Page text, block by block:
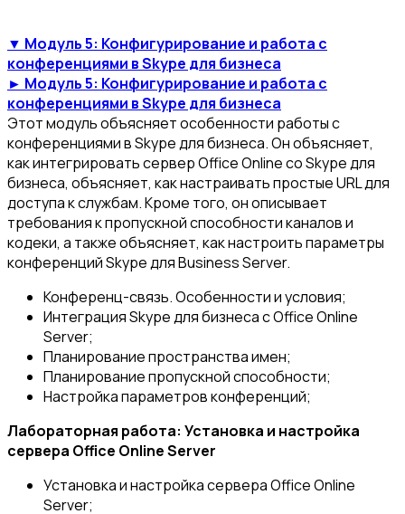
▼ Модуль 5: Конфигурирование и работа с
конференциями в Skype для бизнеса
► Модуль 5: Конфигурирование и работа с
конференциями в Skype для бизнеса
Этот модуль объясняет особенности работы с
конференциями в Skype для бизнеса. Он объясняет,
как интегрировать сервер Office Online со Skype для
бизнеса, объясняет, как настраивать простые URL для
доступа к службам. Кроме того, он описывает
требования к пропускной способности каналов и
кодеки, а также объясняет, как настроить параметры
конференций Skype для Business Server.
Конференц-связь. Особенности и условия;
Интеграция Skype для бизнеса с Office Online
Server;
Планирование пространства имен;
Планирование пропускной способности;
Настройка параметров конференций;
Лабораторная работа: Установка и настройка
сервера Office Online Server
Установка и настройка сервера Office Online
Server;